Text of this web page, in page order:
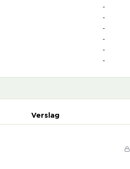
-
-
-
-
-
-
Verslag